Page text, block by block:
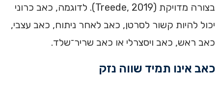
בצורה מדויקת (Treede, 2019). לדוגמה, כאב כרוני
יכול להיות קשור לסרטן, כאב לאחר ניתוח, כאב עצבי,
כאב ראש, כאב ויסצרלי או כאב שריר־שלד.
כאב אינו תמיד שווה נזק